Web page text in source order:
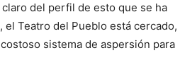
del perfil de esto que se ha
el Teatro del Pueblo está cercado,
sistema de aspersión para